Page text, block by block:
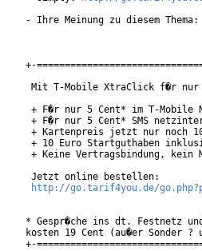
- Ihre Meinung zu diesem Thema:
+-
Mit T-Mobile XtraClick f�r
+ F�r nur 5 Cent* im T-Mobile
+ F�r nur 5 Cent* SMS
+ Kartenpreis jetzt nur noch
+ 10 Euro Startguthaben
+ Keine Vertragsbindung, kein
Jetzt online bestellen:
http://go.tarif4you.de/
* Gespr�che ins dt. Festnetz
kosten 19 Cent (au�er Sonder ?
+-